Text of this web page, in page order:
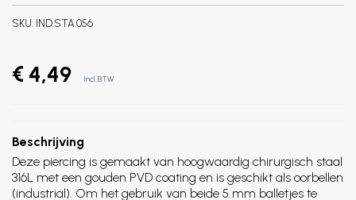
SKU: IND.STA.056
€ 4,49 Incl. BTW
Beschrijving
Deze piercing is gemaakt van hoogwaardig chirurgisch staal
316L met een gouden PVD coating en is geschikt als oorbellen
(industrial). Om het gebruik van beide 5 mm balletjes te